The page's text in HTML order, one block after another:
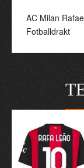
AC Milan
Fotballdrakt